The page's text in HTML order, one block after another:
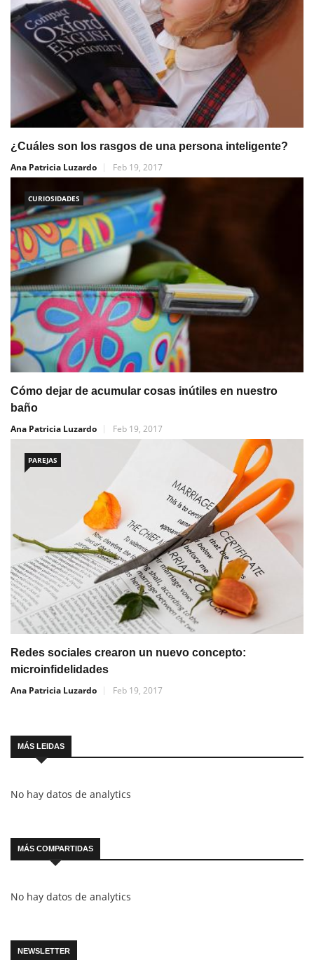
¿Cuáles son los rasgos de una persona inteligente?
Ana Patricia Luzardo
Feb 19, 2017
CURIOSIDADES
Cómo dejar de acumular cosas inútiles en nuestro
baño
Ana Patricia Luzardo
Feb 19, 2017
PAREJAS
Redes sociales crearon un nuevo concepto:
microinfidelidades
Ana Patricia Luzardo
Feb 19, 2017
MÁS LEIDAS
No hay datos de analytics
MÁS COMPARTIDAS
No hay datos de analytics
NEWSLETTER